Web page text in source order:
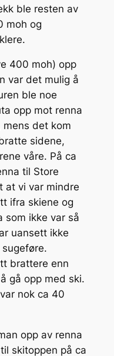
ble resten av
moh og
400 moh) opp
var det mulig å
ble noe
opp mot renna
det kom
sidene,
våre. På ca
til Store
at vi var mindre
ifra skiene og
som ikke var så
uansett ikke
brattere enn
gå opp med ski.
nok ca 40
opp av renna
skitoppen på ca